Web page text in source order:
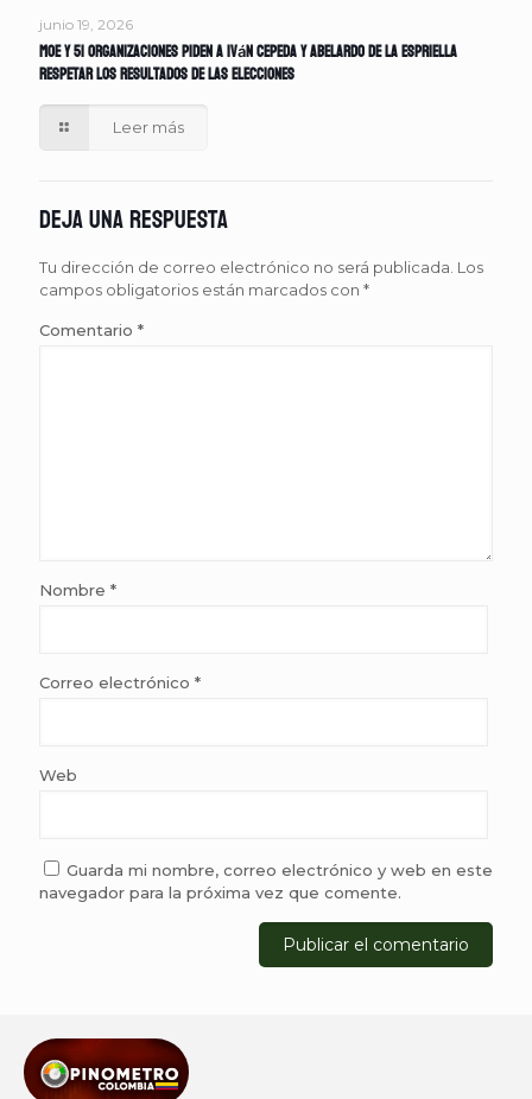
junio 19, 2026
MOE y 51 organizaciones piden a Iván Cepeda y Abelardo de la Espriella
respetar los resultados de las elecciones
Leer más
Deja una respuesta
Tu dirección de correo electrónico no será publicada. Los
campos obligatorios están marcados con *
Comentario *
Nombre *
Correo electrónico *
Web
Guarda mi nombre, correo electrónico y web en este
navegador para la próxima vez que comente.